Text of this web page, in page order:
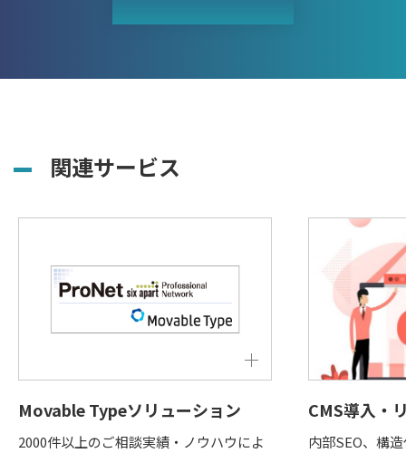
関連サービス
Movable Typeソリューション
2000件以上のご相談実績・ノウハウによ
CMS導入・
内部SEO、構